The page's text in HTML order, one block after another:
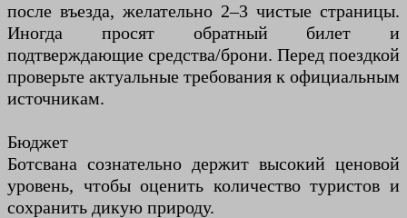
после въезда, желательно 2–3 чистые страницы.
Иногда просят обратный билет и
подтверждающие средства/брони. Перед поездкой
проверьте актуальные требования к официальным
источникам.
Бюджет
Ботсвана сознательно держит высокий ценовой
уровень, чтобы оценить количество туристов и
сохранить дикую природу.